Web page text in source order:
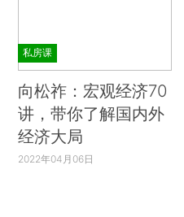
私房课
向松祚：宏观经济70
讲，带你了解国内外
经济大局
2022年04月06日